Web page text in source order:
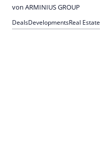
von ARMINIUS GROUP
DealsDevelopmentsReal Estate